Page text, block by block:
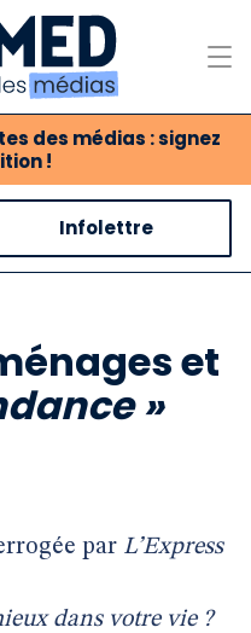
des médias : signez
!
médias
Infolettre
et
»
par L’Express
dans votre vie ?